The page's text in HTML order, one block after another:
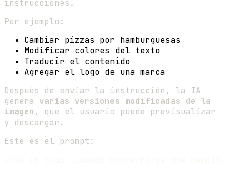
instrucciones.
Por ejemplo:
Cambiar pizzas por hamburguesas
Modificar colores del texto
Traducir el contenido
Agregar el logo de una marca
Después de enviar la instrucción, la IA
genera varias versiones modificadas de la
imagen , que el usuario puede previsualizar
y descargar.
Este es el prompt: